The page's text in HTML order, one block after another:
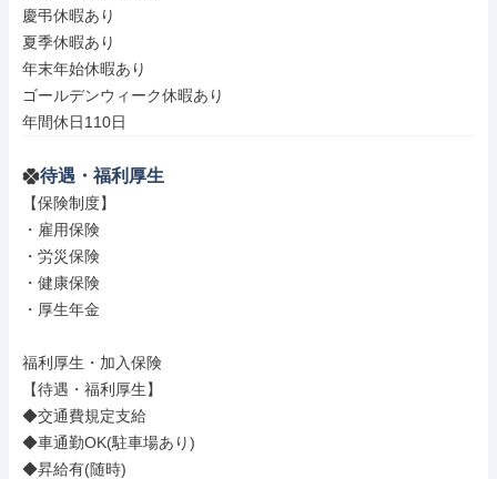
慶弔休暇あり
夏季休暇あり
年末年始休暇あり
ゴールデンウィーク休暇あり
年間休日110日
待遇・福利厚生
【保険制度】
・雇用保険
・労災保険
・健康保険
・厚生年金
福利厚生・加入保険
【待遇・福利厚生】
◆交通費規定支給
◆車通勤OK(駐車場あり)
◆昇給有(随時)